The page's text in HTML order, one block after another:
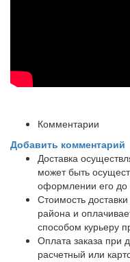
Комментарии
Добавить комментарий
Доставка
может быть
оформлении его до
Стоимость
района и
способом курьеру
Оплата заказа при
расчетный или